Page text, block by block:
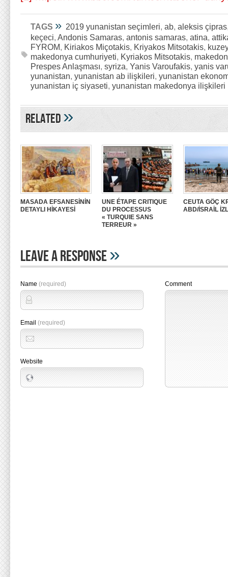
TAGS » 2019 yunanistan seçimleri, ab, aleksis çipras
keçeci, Andonis Samaras, antonis samaras, atina,
FYROM, Kiriakos Miçotakis, Kriyakos Mitsotakis,
makedonya cumhuriyeti, Kyriakos Mitsotakis,
Prespes Anlaşması, syriza, Yanis Varoufakis, yanis
yunanistan, yunanistan ab ilişkileri, yunanistan
yunanistan iç siyaseti, yunanistan makedonya ilişkileri
Related»
MASADA EFSANESİNİN
DETAYLI HİKAYESİ
UNE ÉTAPE CRITIQUE
DU PROCESSUS
« TURQUIE SANS
TERREUR »
CEUTA GÖÇ
ABD/İSRAİL
Leave A Response»
Name (required)
Email (required)
Website
Comment